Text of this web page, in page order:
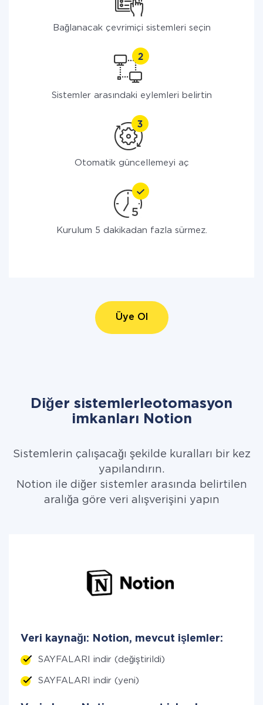
Bağlanacak çevrimiçi sistemleri seçin
Sistemler arasındaki eylemleri belirtin
Otomatik güncellemeyi aç
Kurulum 5 dakikadan fazla sürmez.
Üye Ol
Diğer sistemlerleotomasyon
imkanları Notion
Sistemlerin çalışacağı şekilde kuralları bir kez
yapılandırın.
Notion ile diğer sistemler arasında belirtilen
aralığa göre veri alışverişini yapın
Veri kaynağı: Notion, mevcut işlemler:
SAYFALARI indir (değiştirildi)
SAYFALARI indir (yeni)